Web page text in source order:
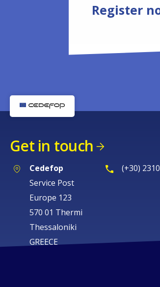
Register
Get in touch
Cedefop
Service Post
Europe 123
570 01 Thermi
Thessaloniki
GREECE
(+30)